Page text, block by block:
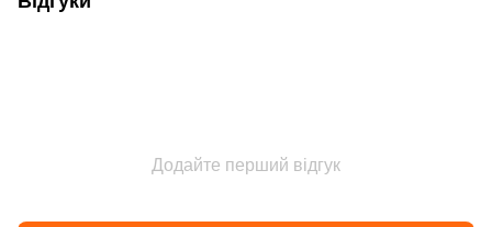
Додайте перший відгук